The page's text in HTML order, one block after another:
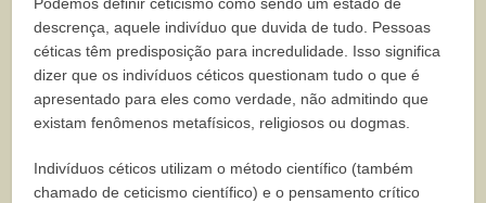
Podemos definir ceticismo como sendo um estado de
descrença, aquele indivíduo que duvida de tudo. Pessoas
céticas têm predisposição para incredulidade. Isso significa
dizer que os indivíduos céticos questionam tudo o que é
apresentado para eles como verdade, não admitindo que
existam fenômenos metafísicos, religiosos ou dogmas.
Indivíduos céticos utilizam o método científico (também
chamado de ceticismo científico) e o pensamento crítico